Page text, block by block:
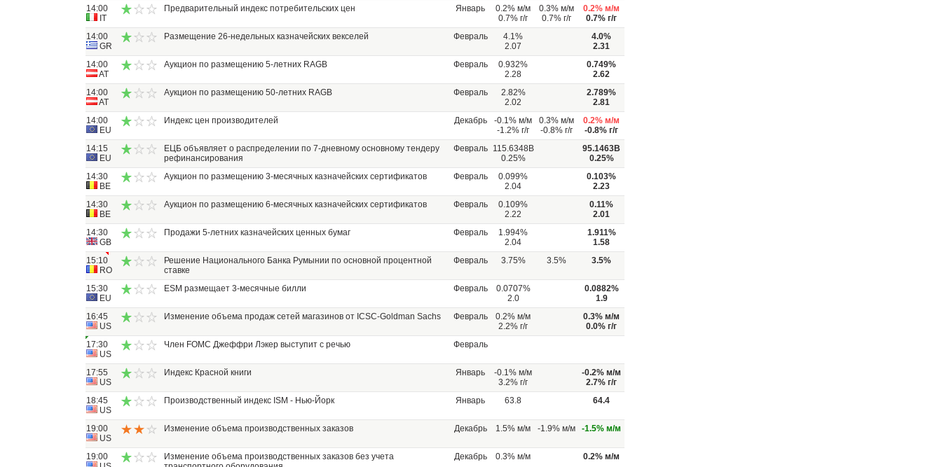
14:00
IT
Предварительный индекс потребительских цен Январь
0.2% м/м
0.7% г/г
0.3% м/м
0.7% г/г
0.2% м/м
0.7% г/г
14:00
GR
Размещение 26-недельных казначейских векселей Февраль
4.1%
2.07
4.0%
2.31
14:00
AT
Аукцион по размещению 5-летних RAGB Февраль
0.932%
2.28
0.749%
2.62
14:00
AT
Аукцион по размещению 50-летних RAGB Февраль
2.82%
2.02
2.789%
2.81
14:00
EU
Индекс цен производителей Декабрь
-0.1% м/м
-1.2% г/г
0.3% м/м
-0.8% г/г
0.2% м/м
-0.8% г/г
14:15
EU
ЕЦБ объявляет о распределении по 7-дневному основному тендеру
рефинансирования
Февраль
115.6348B
0.25%
95.1463B
0.25%
14:30
BE
Аукцион по размещению 3-месячных казначейских сертификатов Февраль
0.099%
2.04
0.103%
2.23
14:30
BE
Аукцион по размещению 6-месячных казначейских сертификатов Февраль
0.109%
2.22
0.11%
2.01
14:30
GB
Продажи 5-летних казначейских ценных бумаг Февраль
1.994%
2.04
1.911%
1.58
15:10
RO
Решение Национального Банка Румынии по основной процентной
ставке
Февраль 3.75% 3.5% 3.5%
15:30
EU
ESM размещает 3-месячные билли Февраль
0.0707%
2.0
0.0882%
1.9
16:45
US
Изменение объема продаж сетей магазинов от ICSC-Goldman Sachs Февраль
0.2% м/м
2.2% г/г
0.3% м/м
0.0% г/г
17:30
US
Член FOMC Джеффри Лэкер выступит с речью Февраль
17:55
US
Индекс Красной книги Январь
-0.1% м/м
3.2% г/г
-0.2% м/м
2.7% г/г
18:45
US
Производственный индекс ISM - Нью-Йорк Январь 63.8 64.4
19:00
US
Изменение объема производственных заказов Декабрь 1.5% м/м -1.9% м/м -1.5% м/м
19:00
Изменение объема производственных заказов без учета
Декабрь 0.3% м/м 0.2% м/м